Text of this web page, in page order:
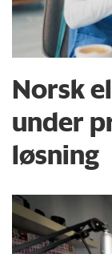
Norsk
under
løsning